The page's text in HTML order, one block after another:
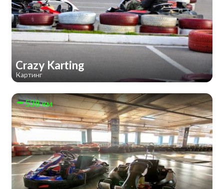
Crazy Karting
Картинг
538 км